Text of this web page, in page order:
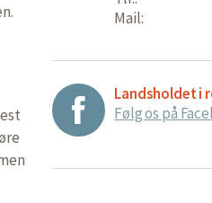
Mail:
Landsholdet i
Følg os på